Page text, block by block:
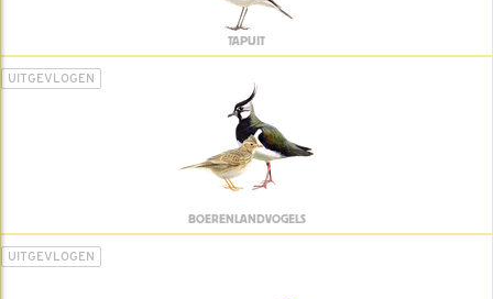
TAPUIT
UITGEVLOGEN
BOERENLANDVOGELS
UITGEVLOGEN